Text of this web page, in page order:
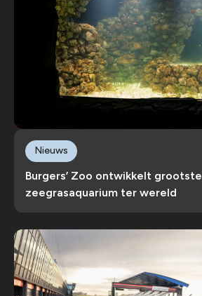
Burgers’ Zoo ontwikkelt grootste
zeegrasaquarium ter wereld
Nieuws